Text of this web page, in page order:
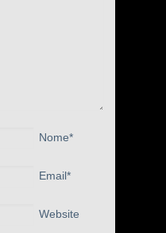
Nome*
Email*
Website